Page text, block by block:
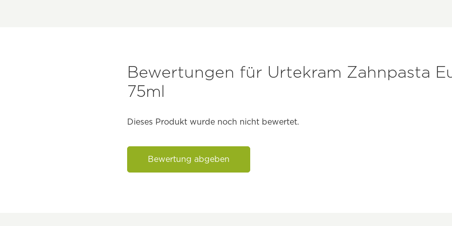
Bewertungen für Urtekram Zahnpasta
75ml
Dieses Produkt wurde noch nicht bewertet.
Bewertung abgeben